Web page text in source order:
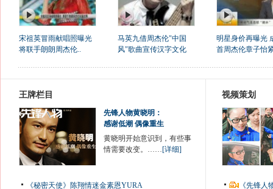
宋祖英冒雨献唱照曝光
将联手朗朗周杰伦..
马英九借周杰伦"中国
风"歌曲宣传汉字文化
明星身价再曝光
首周杰伦章子怡
王牌栏目
先锋人物黄晓明：
感谢低潮 偶像重生
黄晓明开始意识到，有些事
情需要改变。……[详细]
《秘密天使》陈翔情迷金素恩YURA
视频策划
《先锋